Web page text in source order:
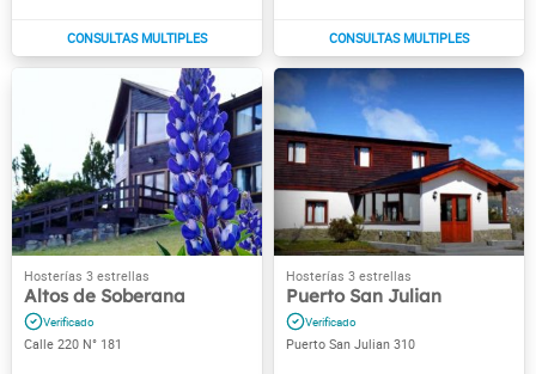
Altos de Soberana
Calle 220 N° 181
Puerto San Julian
Puerto San Julian 310